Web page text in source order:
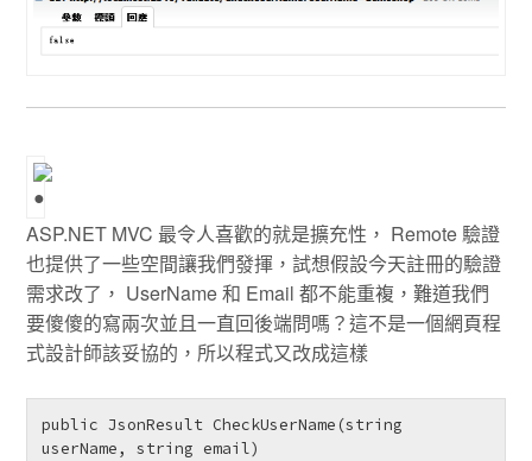
ASP.NET MVC 最令人喜歡的就是擴充性， Remote 驗證
也提供了一些空間讓我們發揮，試想假設今天註冊的驗證
需求改了， UserName 和 Email 都不能重複，難道我們
要傻傻的寫兩次並且一直回後端問嗎？這不是一個網頁程
式設計師該妥協的，所以程式又改成這樣
public JsonResult CheckUserName(string
userName, string email)